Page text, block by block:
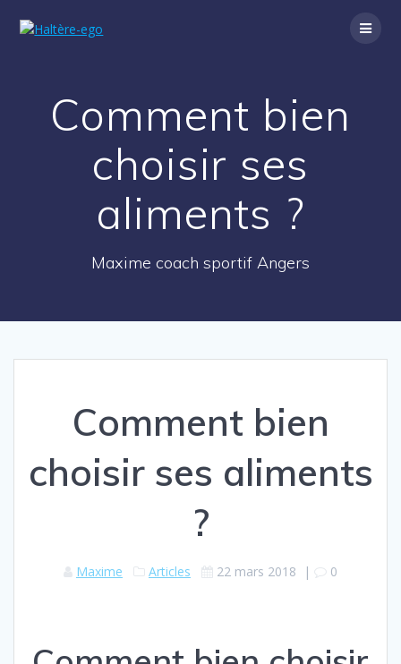
Comment bien
choisir ses
aliments ?
Maxime coach sportif Angers
Comment bien
choisir ses aliments
?
Maxime Articles 22 mars 2018 | 0